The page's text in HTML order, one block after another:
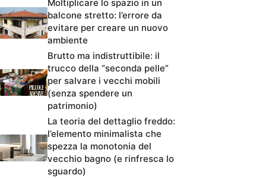
Moltiplicare lo spazio in un
balcone stretto: l’errore da
evitare per creare un nuovo
ambiente
Brutto ma indistruttibile: il
trucco della “seconda pelle”
per salvare i vecchi mobili
(senza spendere un
patrimonio)
La teoria del dettaglio freddo:
l’elemento minimalista che
spezza la monotonia del
vecchio bagno (e rinfresca lo
sguardo)